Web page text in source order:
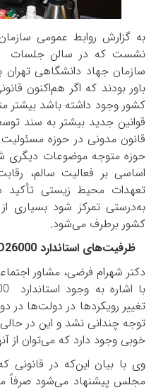
به گزارش روابط عمومی
نشست که در سالن جلسات
سازمان جهاد دانشگاهی تهران
باور بودند که اگر هم‌اکنون
کشور وجود داشته باشد
قوانین جدید بیشتر به سند
قانون مدونی در حوزه
اساسی بر فعالیت سالم،
تعهدات محیط زیستی تأکید
به‌درستی تمرکز شود بسیاری
کشور برطرف می‌شود.
ظرفیت‌های استاندارد
دکتر شهرام فرضی، مشاور
با اشاره به وجود استاندارد
تغییر رویکردها در دولت‌ها در
توجه چندانی نشد و این در
خوبی وجود دارد که می‌توان از
وی با بیان این‌که در قانونی
مجلس پیشنهاد می‌شود صرفاً